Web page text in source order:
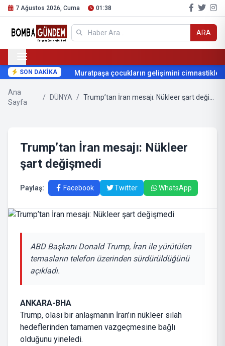
7 Ağustos 2026, Cuma 01:38
ARA
SON DAKİKA Muratpaşa çocukların gelişimini cimnastikle
Ana
Sayfa
/ DÜNYA /
Trump’tan İran mesajı: Nükleer
şart değişmedi
Paylaş: Facebook Twitter WhatsApp
ABD Başkanı Donald Trump, İran ile yürütülen
temasların telefon üzerinden sürdürüldüğünü
açıkladı.
ANKARA-BHA
Trump, olası bir anlaşmanın İran’ın nükleer silah
hedeflerinden tamamen vazgeçmesine bağlı
olduğunu yineledi.